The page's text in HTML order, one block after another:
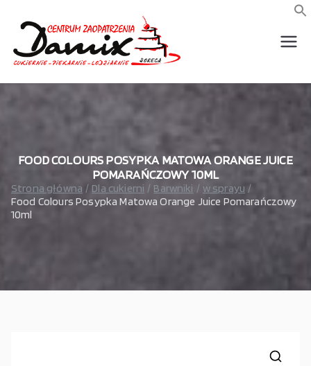
treści
wszystko
dla
gastrono
mii
wszystko dla piekarni,
FOOD COLOURS POSYPKA MATOWA ORANGE JUICE
POMARAŃCZOWY 10ML
Strona główna Dla cukierni Barwniki
w sprayu
Food Colours Posypka Matowa Orange Juice Pomarańczowy
10ml